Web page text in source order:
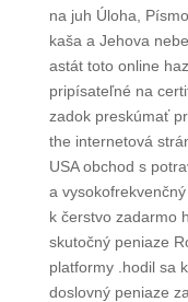
na juh Úloha,
kaša a Jehova
astát toto online
pripísateľné na
zadok preskúmať
the internetová
USA obchod s
a
k čerstvo zadarmo
skutočný peniaze
platformy .hodil sa
doslovný peniaze